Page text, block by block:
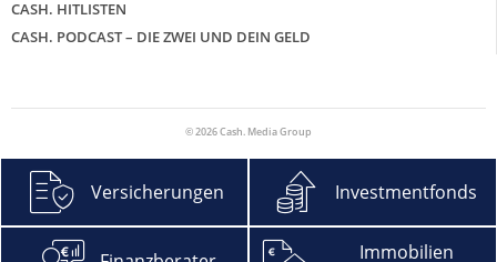
CASH. HITLISTEN
CASH. PODCAST – DIE ZWEI UND DEIN GELD
© 2026 Cash. Media Group
Versicherungen Investmentfonds
Immobilien